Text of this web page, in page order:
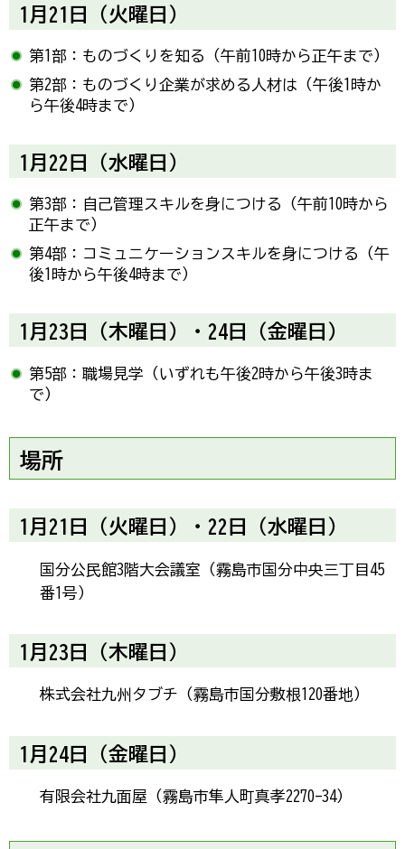
1月21日（火曜日）
第1部：ものづくりを知る（午前10時から正午まで）
第2部：ものづくり企業が求める人材は（午後1時か
ら午後4時まで）
1月22日（水曜日）
第3部：自己管理スキルを身につける（午前10時から
正午まで）
第4部：コミュニケーションスキルを身につける（午
後1時から午後4時まで）
1月23日（木曜日）・24日（金曜日）
第5部：職場見学（いずれも午後2時から午後3時ま
で）
場所
1月21日（火曜日）・22日（水曜日）
国分公民館3階大会議室（霧島市国分中央三丁目45
番1号）
1月23日（木曜日）
株式会社九州タブチ（霧島市国分敷根120番地）
1月24日（金曜日）
有限会社九面屋（霧島市隼人町真孝2270-34）